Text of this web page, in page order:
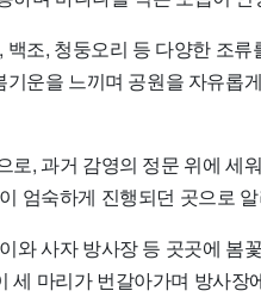
조, 청둥오리 등 다양한 조류
운을 느끼며 공원을 자유롭
, 과거 감영의 정문 위에 세
엄숙하게 진행되던 곳으로
와 사자 방사장 등 곳곳에 봄
마리가 번갈아가며 방사장